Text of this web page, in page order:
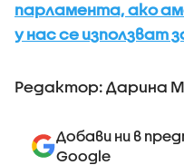
парламента, ако
у нас се използват
Редактор: Дарина
Добави ни в
Google